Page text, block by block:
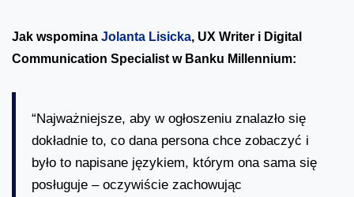
Jak wspomina Jolanta Lisicka, UX Writer i Digital
Communication Specialist w Banku Millennium:
“Najważniejsze, aby w ogłoszeniu znalazło się
dokładnie to, co dana persona chce zobaczyć i
było to napisane językiem, którym ona sama się
posługuje – oczywiście zachowując